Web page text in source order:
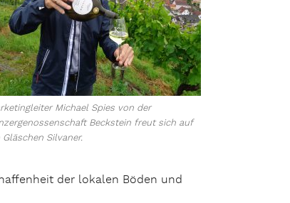
Michael Spies von der
Beckstein freut sich auf
Gläschen Silvaner.
der lokalen Böden und